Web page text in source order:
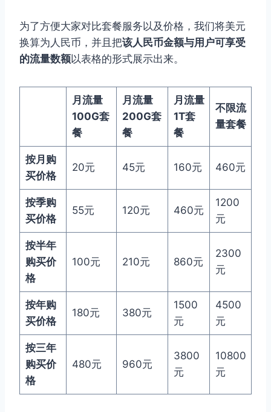
为了方便大家对比套餐服务以及价格，我们将美元
换算为人民币，并且把该人民币金额与用户可享受
的流量数额以表格的形式展示出来。
月流量
100G套
餐
月流量
200G套
餐
月流量
1T套
餐
不限流
量套餐
按月购
买价格
20元 45元 160元 460元
按季购
买价格
55元 120元 460元
1200
元
按半年
购买价
格
100元 210元 860元
2300
元
按年购
买价格
180元 380元
1500
元
4500
元
按三年
购买价
格
480元 960元
3800
元
10800
元